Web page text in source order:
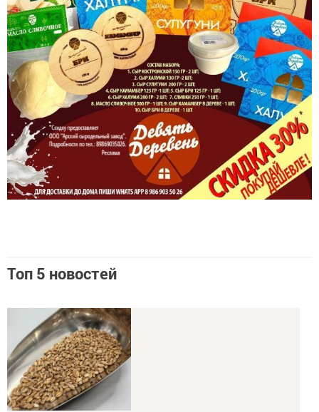
В Татарстане специалисты провели первые исследования пшеницы